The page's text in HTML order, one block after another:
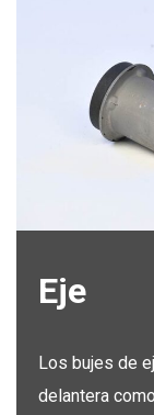
Eje
Los bujes de
delantera